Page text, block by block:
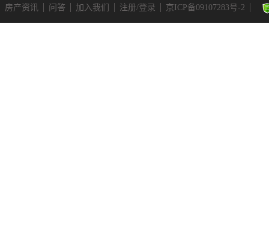
房产资讯 问答 加入我们 注册/登录 京ICP备09107283号-2